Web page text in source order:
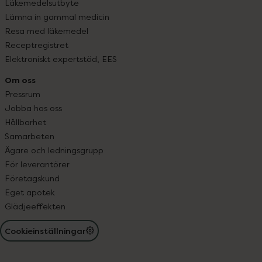
Läkemedelsutbyte
Lämna in gammal medicin
Resa med läkemedel
Receptregistret
Elektroniskt expertstöd, EES
Om oss
Pressrum
Jobba hos oss
Hållbarhet
Samarbeten
Ägare och ledningsgrupp
För leverantörer
Företagskund
Eget apotek
Glädjeeffekten
Cookieinställningar